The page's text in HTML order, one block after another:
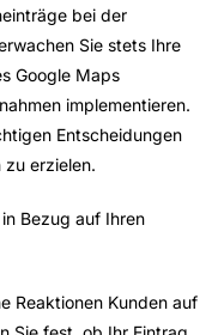
bei der
Sie stets Ihre
Google Maps
implementieren.
Entscheidungen
erzielen.
Bezug auf Ihren
Reaktionen Kunden auf